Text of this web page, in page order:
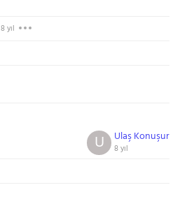
8 yıl
Ulaş Konuşur
8 yıl
U